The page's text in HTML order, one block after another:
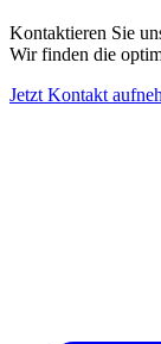
Kontaktieren Sie
Wir finden die
Jetzt Kontakt